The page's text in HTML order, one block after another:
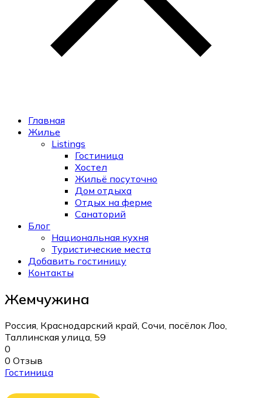
Главная
Жилье
Listings
Гостиница
Хостел
Жильё посуточно
Дом отдыха
Отдых на ферме
Санаторий
Блог
Национальная кухня
Туристические места
Добавить гостиницу
Контакты
Жемчужина
Россия, Краснодарский край, Сочи, посёлок Лоо,
Таллинская улица, 59
0
0 Отзыв
Гостиница